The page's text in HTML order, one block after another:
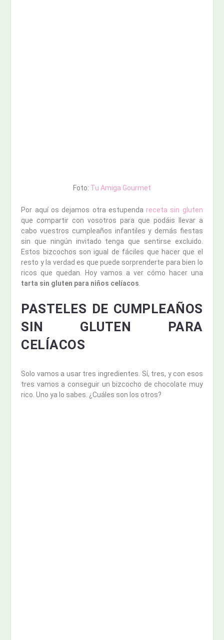
Foto: Tu Amiga Gourmet
Por aquí os dejamos otra estupenda receta sin gluten
que compartir con vosotros para que podáis llevar a
cabo vuestros cumpleaños infantiles y demás fiestas
sin que ningún invitado tenga que sentirse excluido.
Estos bizcochos son igual de fáciles que hacer que el
resto y la verdad es que puede sorprenderte para bien lo
ricos que quedan. Hoy vamos a ver cómo hacer una
tarta sin gluten para niños celíacos
PASTELES DE CUMPLEAÑOS
SIN GLUTEN PARA
CELÍACOS
Solo vamos a usar tres ingredientes. Sí, tres, y con esos
tres vamos a conseguir un bizcocho de chocolate muy
rico. Uno ya lo sabes. ¿Cuáles son los otros?